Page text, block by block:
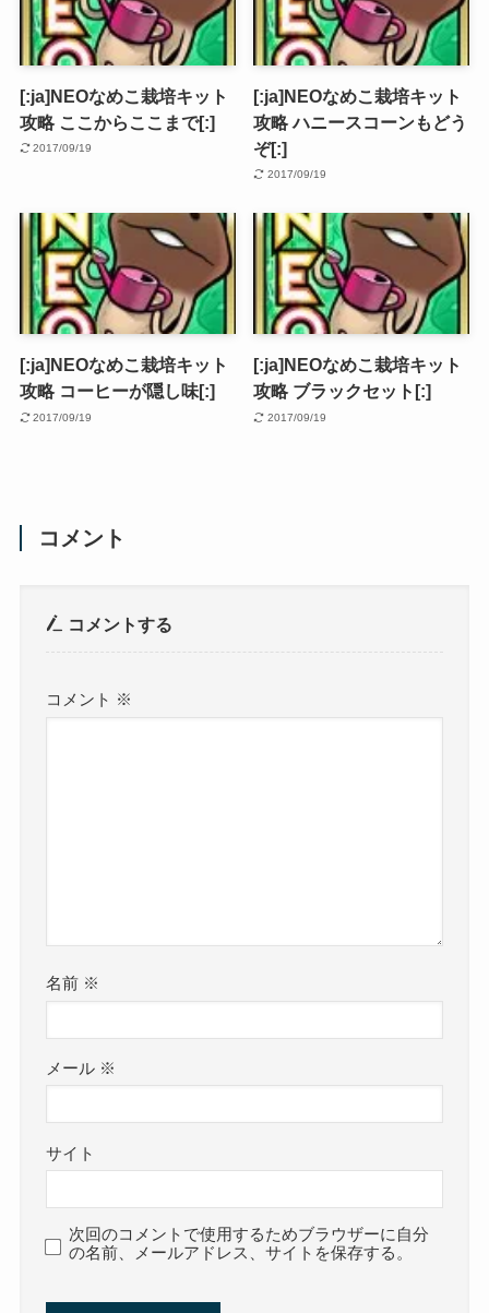
[:ja]NEOなめこ栽培キット
攻略 ここからここまで[:]
2017/09/19
[:ja]NEOなめこ栽培キット
攻略 ハニースコーンもどう
ぞ[:]
2017/09/19
[:ja]NEOなめこ栽培キット
攻略 コーヒーが隠し味[:]
2017/09/19
[:ja]NEOなめこ栽培キット
攻略 ブラックセット[:]
2017/09/19
コメント
コメントする
コメント ※
名前 ※
メール ※
サイト
次回のコメントで使用するためブラウザーに自分
の名前、メールアドレス、サイトを保存する。